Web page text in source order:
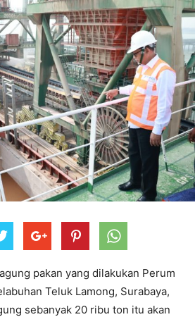
pakan yang dilakukan Perum
Teluk Lamong, Surabaya,
sebanyak 20 ribu ton itu akan